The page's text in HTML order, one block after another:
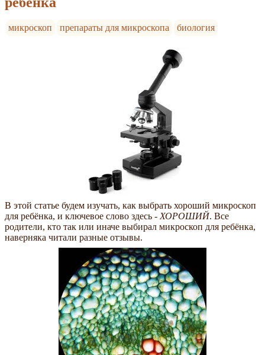
микроскоп препараты для микроскопа биология
В этой статье будем изучать, как выбрать хороший микроскоп
для ребёнка, и ключевое слово здесь - ХОРОШИЙ. Все
родители, кто так или иначе выбирал микроскоп для ребёнка,
наверняка читали разные отзывы.